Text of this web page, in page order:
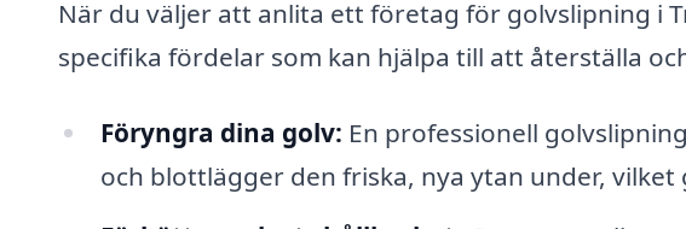
När du väljer att anlita ett företag för golvslipning i
specifika fördelar som kan hjälpa till att återställa
Föryngra dina golv: En professionell
och blottlägger den friska, nya ytan under, vilket